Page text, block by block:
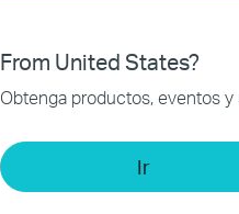
From United States?
Obtenga productos, eventos y
Ir